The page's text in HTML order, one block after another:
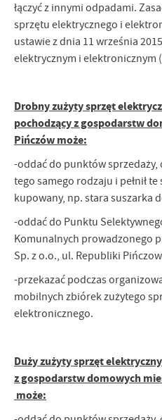
łączyć z innymi odpadami.
sprzętu elektrycznego i
ustawie z dnia 11 września
elektrycznym i elektronicznym
Drobny zużyty sprzęt
pochodzący z gospodarstw
Pińczów może:
-oddać do punktów
tego samego rodzaju i pełnił
kupowany, np. stara suszarka
-oddać do Punktu
Komunalnych prowadzonego
Sp. z o.o., ul. Republiki
-przekazać podczas
mobilnych zbiórek zużytego
elektronicznego.
Duży zużyty sprzęt
z gospodarstw domowych
może: